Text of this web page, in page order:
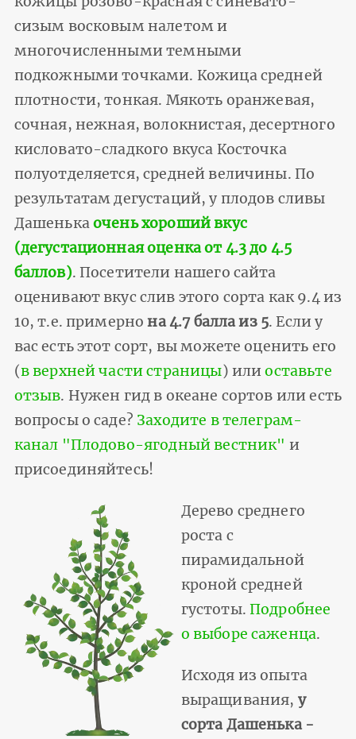
сизым восковым налетом и
многочисленными темными
подкожными точками. Кожица средней
плотности, тонкая. Мякоть оранжевая,
сочная, нежная, волокнистая, десертного
кисловато-сладкого вкуса Косточка
полуотделяется, средней величины. По
результатам дегустаций, у плодов сливы
Дашенькаочень хороший вкус
(дегустационная оценка от 4.3 до 4.5
баллов). Посетители нашего сайта
оценивают вкус слив этого сорта как 9.4 из
10, т.е. примерно на 4.7 балла из 5. Если у
вас есть этот сорт, вы можете оценить его
(в верхней части страницы) илиоставьте
отзыв. Нужен гид в океане сортов или есть
вопросы о саде? Заходите в телеграм-
канал "Плодово-ягодный вестник" и
присоединяйтесь!
Дерево среднего
роста с
пирамидальной
кроной средней
густоты.Подробнее
о выборе саженца.
Исходя из опыта
выращивания, у
сорта Дашенька -